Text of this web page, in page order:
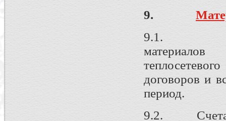
9.
9.1.
договоров и
период.
9.2. Счета-